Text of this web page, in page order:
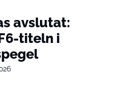
avslutat:
titeln i